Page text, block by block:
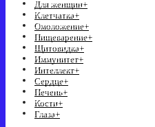
Для женщин+
Клетчатка+
Омоложение+
Пищеварение+
Щитовидка+
Иммунитет+
Интеллект+
Сердце+
Печень+
Кости+
Глаза+